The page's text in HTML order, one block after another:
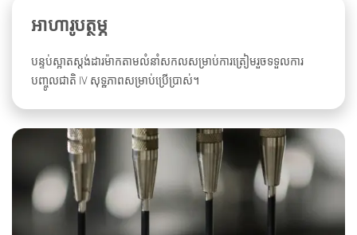
អាហារូបត្ថម្ភ
បន្ទប់ស្អាតស្តង់ដារម៉ាកតាមលំនាំសកលសម្រាប់ការត្រៀមរួចទទួលការ
បញ្ចូលជាតិ IV សុទ្ឋភាពសម្រាប់ប្រើប្រាស់។